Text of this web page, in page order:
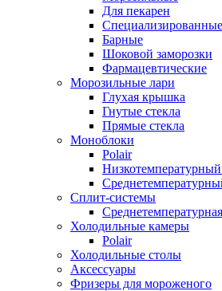
Для пекарен
Специализированные
Барные
Шоковой заморозки
Фармацевтические
Морозильные лари
Глухая крышка
Гнутые стекла
Прямые стекла
Моноблоки
Polair
Сплит-системы
Холодильные камеры
Polair
Холодильные столы
Аксессуары
Фризеры для мороженого